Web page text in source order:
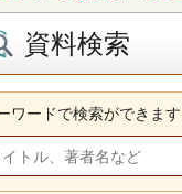
資料検索
ワードで検索ができます